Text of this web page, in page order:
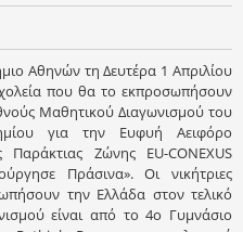
Αθηνών τη Δευτέρα 1 Απριλίου
που θα το εκπροσωπήσουν
Μαθητικού Διαγωνισμού του
για την Ευφυή Αειφόρο
Παράκτιας Ζώνης EU-CONEXUS
Πράσινα». Οι νικήτριες
την Ελλάδα στον τελικό
είναι από το 4ο Γυμνάσιο